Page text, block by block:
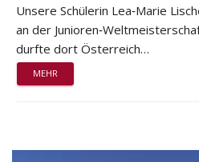
Unsere Schülerin Lea‑Marie
an der
durfte dort Österreich…
MEHR